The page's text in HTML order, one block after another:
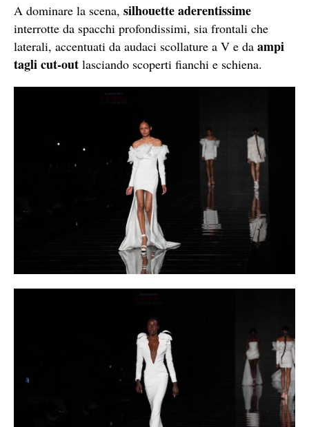
A dominare la scena, silhouette aderentissime
interrotte da spacchi profondissimi, sia frontali che
laterali, accentuati da audaci scollature a V e da ampi
tagli cut-out lasciando scoperti fianchi e schiena.